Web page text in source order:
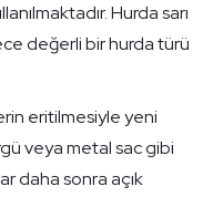
Hurda sarı
değerli bir hurda türü
eritilmesiyle yeni
veya metal sac gibi
daha sonra açık